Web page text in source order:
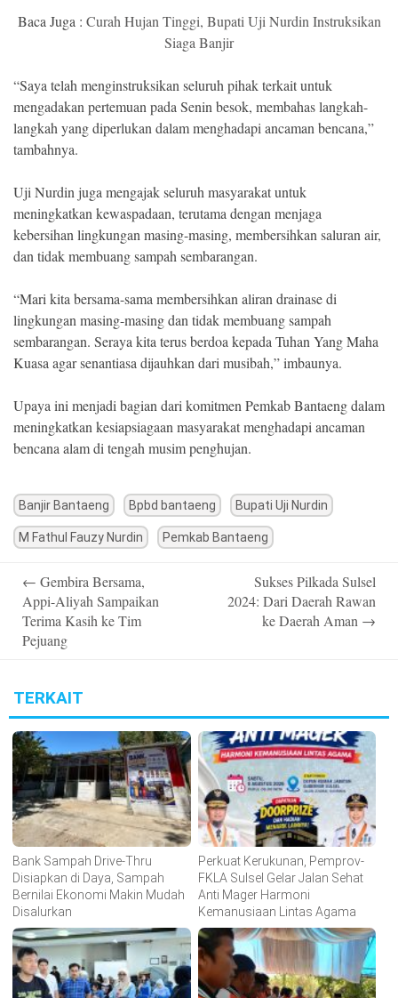
Baca Juga : Curah Hujan Tinggi, Bupati Uji Nurdin Instruksikan
Siaga Banjir
“Saya telah menginstruksikan seluruh pihak terkait untuk
mengadakan pertemuan pada Senin besok, membahas langkah-
langkah yang diperlukan dalam menghadapi ancaman bencana,”
tambahnya.
Uji Nurdin juga mengajak seluruh masyarakat untuk
meningkatkan kewaspadaan, terutama dengan menjaga
kebersihan lingkungan masing-masing, membersihkan saluran air,
dan tidak membuang sampah sembarangan.
“Mari kita bersama-sama membersihkan aliran drainase di
lingkungan masing-masing dan tidak membuang sampah
sembarangan. Seraya kita terus berdoa kepada Tuhan Yang Maha
Kuasa agar senantiasa dijauhkan dari musibah,” imbaunya.
Upaya ini menjadi bagian dari komitmen Pemkab Bantaeng dalam
meningkatkan kesiapsiagaan masyarakat menghadapi ancaman
bencana alam di tengah musim penghujan.
Banjir Bantaeng Bpbd bantaeng Bupati Uji Nurdin
M Fathul Fauzy Nurdin Pemkab Bantaeng
navigation
← Gembira Bersama,
Appi-Aliyah Sampaikan
Terima Kasih ke Tim
Pejuang
Sukses Pilkada Sulsel
2024: Dari Daerah Rawan
ke Daerah Aman →
TERKAIT
Bank Sampah Drive-Thru
Disiapkan di Daya, Sampah
Bernilai Ekonomi Makin Mudah
Disalurkan
Perkuat Kerukunan, Pemprov-
FKLA Sulsel Gelar Jalan Sehat
Anti Mager Harmoni
Kemanusiaan Lintas Agama